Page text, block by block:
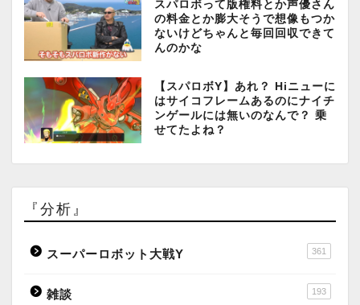
スパロボって版権料とか声優さん
の料金とか膨大そうで想像もつか
ないけどちゃんと毎回回収できて
んのかな
【スパロボY】あれ？ Hiニューに
はサイコフレームあるのにナイチ
ンゲールには無いのなんで？ 乗
せてたよね？
『分析』
スーパーロボット大戦Y 361
雑談 193